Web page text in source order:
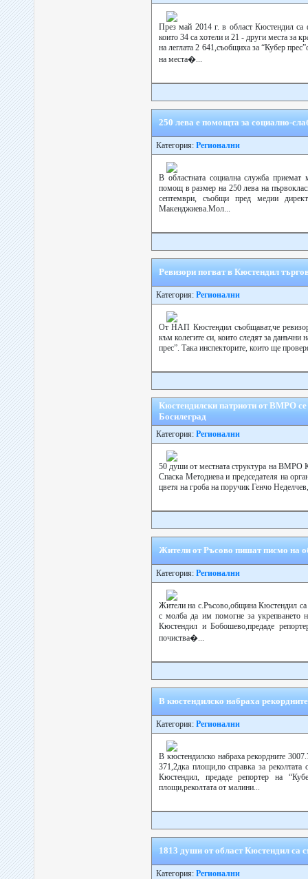
През май 2014 г. в област Кюстендил са
които 34 са хотели и 21 - други места за
на леглата 2 641,съобщиха за “Кубер
на места�...
250 лева е помощта за социално-
Категория: Регионални
В областната социална служба приемат
помощ в размер на 250 лева на
септември, съобщи пред медии
Макенджиева.Мол...
Ревизори погват в Кюстендил
Категория: Регионални
От НАП Кюстендил съобщават,че
към колегите си, които следят за данъчни
прес”. Така инспекторите, които ще
Кюстендилски патриоти от ВМРО
Босилеград
Категория: Регионални
50 души от местната структура на ВМРО
Спаска Методиева и председателя на
цветя на гроба на поручик Генчо
Жители от Ръсово пишат писмо на
Категория: Регионални
Жители на с.Ръсово,община Кюстендил
с молба да им помогне за укрепването
Кюстендил и Бобошево,предаде
почиства�...
В кюстендилско набраха
Категория: Регионални
В кюстендилско набраха рекордните
371,2дка площи,по справка за реколтата
Кюстендил, предаде репортер на
площи,реколтата от малини...
1813 души от област Кюстендил са
Категория: Регионални